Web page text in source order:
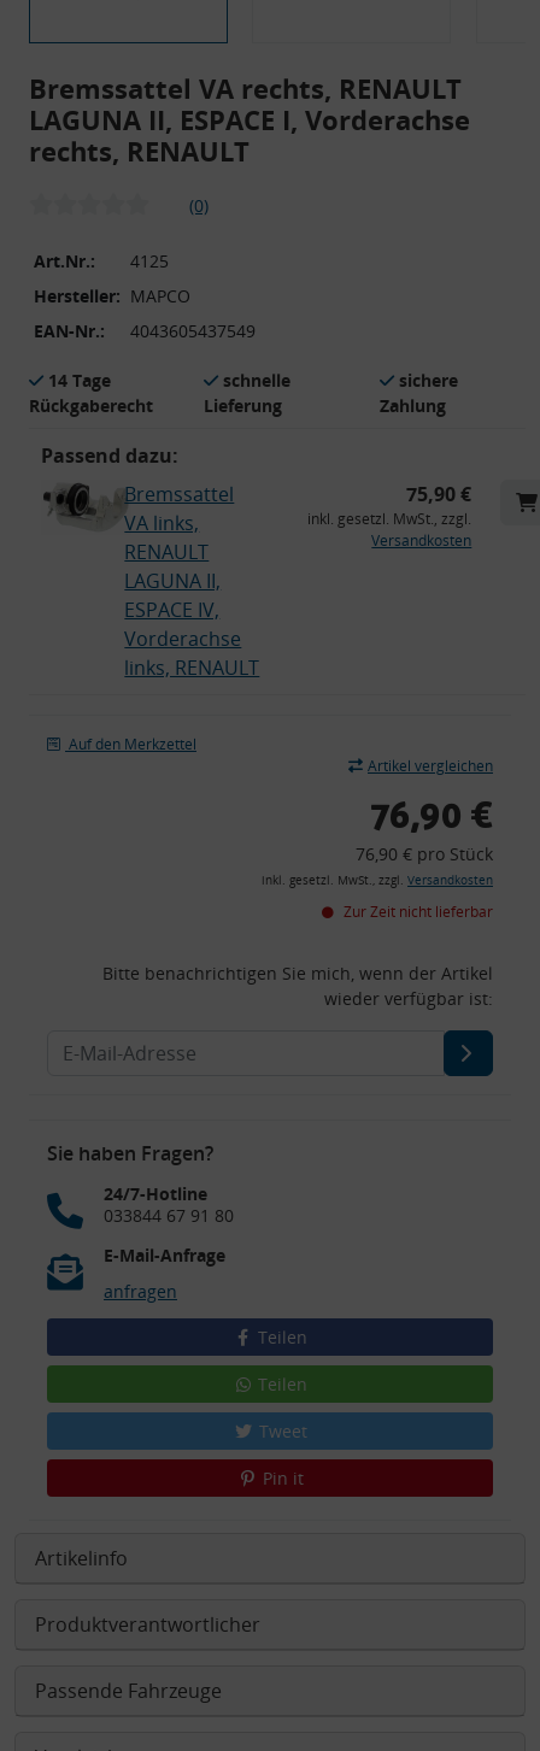
Bremssattel VA rechts, RENAULT
LAGUNA II, ESPACE I, Vorderachse
rechts, RENAULT
(0)
Art.Nr.:
4125
Hersteller: MAPCO
EAN-Nr.:
4043605437549
14 Tage
Rückgaberecht
schnelle
Lieferung
sichere
Zahlung
Passend dazu:
Bremssattel
VA links,
RENAULT
LAGUNA II,
ESPACE IV,
Vorderachse
links, RENAULT
75,90 €
inkl. gesetzl. MwSt., zzgl.
Versandkosten
Auf den Merkzettel
Artikel vergleichen
76,90 €
76,90 € pro Stück
inkl. gesetzl. MwSt., zzgl. Versandkosten
Zur Zeit nicht lieferbar
Bitte benachrichtigen Sie mich, wenn der Artikel
wieder verfügbar ist:
Sie haben Fragen?
24/7-Hotline
033844 67 91 80
E-Mail-Anfrage
anfragen
Teilen
Teilen
Tweet
Pin it
Artikelinfo
Produktverantwortlicher
Passende Fahrzeuge